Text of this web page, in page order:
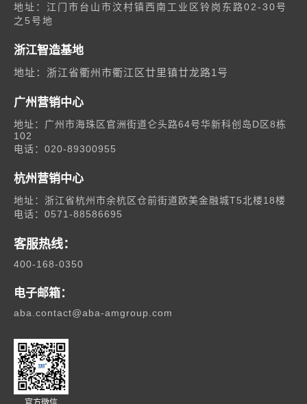
地址：江门市台山市汶村镇西南工业区铃岗东路02-30号
之5号地
浙江智造基地
地址：浙江省衢州市衢江区廿里镇廿龙路1号
广州营销中心
地址：广州市海珠区官洲街道仑头路64号华新科创岛D区8栋
102
电话：020-89300955
杭州营销中心
地址：浙江省杭州市余杭区仓前街道欧美金融城T5北楼18楼
电话：0571-88586695
客服热线：
400-168-0350
电子邮箱：
aba.contact@aba-amgroup.com